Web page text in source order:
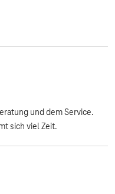
und dem Service.
sich viel Zeit.